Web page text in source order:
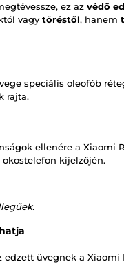
ez az védő
vagy töréstől, hanem
speciális oleofób
rajta.
ellenére a Xiaomi
kijelzőjén.
edzett üvegnek a Xiaomi